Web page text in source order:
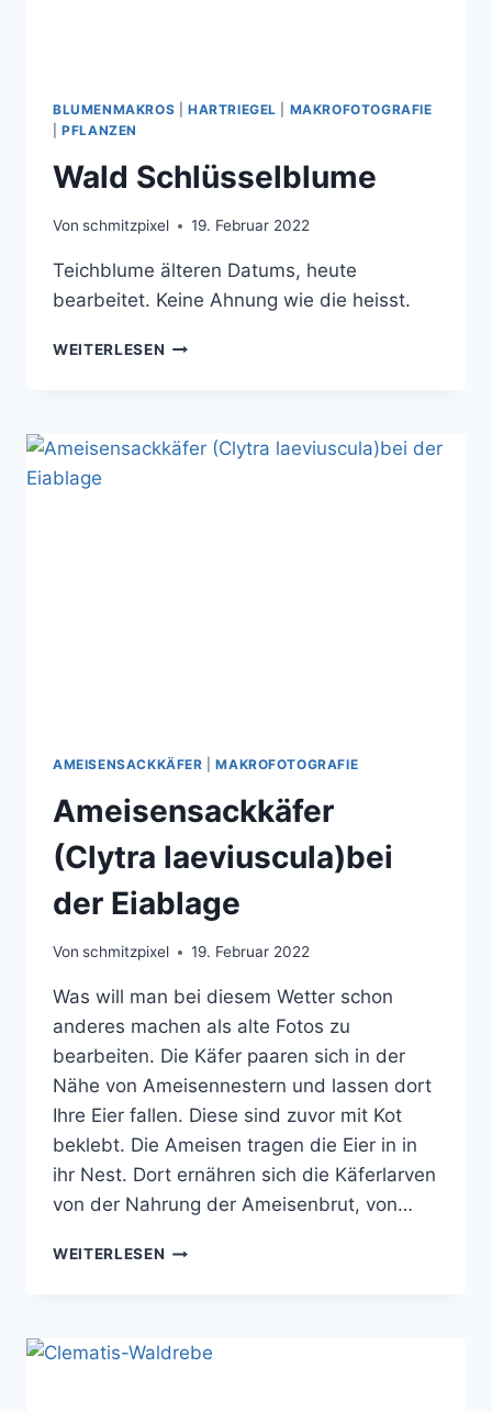
BLUMENMAKROS HARTRIEGEL
MAKROFOTOGRAFIE
|PFLANZEN
Wald Schlüsselblume
Von schmitzpixel 19. Februar 2022
Teichblume älteren Datums, heute
bearbeitet. Keine Ahnung wie die heisst.
WEITERLESEN WALD
AMEISENSACKKÄFER |MAKROFOTOGRAFIE
Ameisensackkäfer
(Clytra laeviuscula)bei
der Eiablage
Von schmitzpixel 19. Februar 2022
Was will man bei diesem Wetter schon
anderes machen als alte Fotos zu
bearbeiten. Die Käfer paaren sich in der
Nähe von Ameisennestern und lassen dort
Ihre Eier fallen. Diese sind zuvor mit Kot
beklebt. Die Ameisen tragen die Eier in in
ihr Nest. Dort ernähren sich die Käferlarven
von der Nahrung der Ameisenbrut, von…
WEITERLESEN AMEISENSACKKÄFER
EIABLAGE